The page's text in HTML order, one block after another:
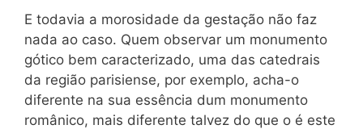
E todavia a morosidade da gestação não faz
nada ao caso. Quem observar um monumento
gótico bem caracterizado, uma das catedrais
da região parisiense, por exemplo, acha-o
diferente na sua essência dum monumento
românico, mais diferente talvez do que o é este